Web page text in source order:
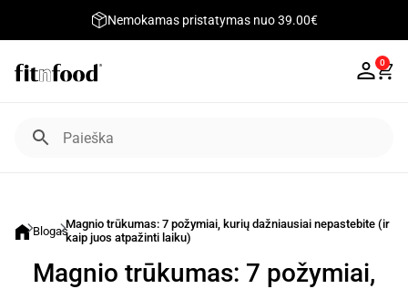
Nemokamas pristatymas nuo 39.00€
0
BlogasMagnio trūkumas: 7 požymiai, kurių dažniausiai nepastebite (ir
kaip juos atpažinti laiku)
Magnio trūkumas: 7 požymiai,